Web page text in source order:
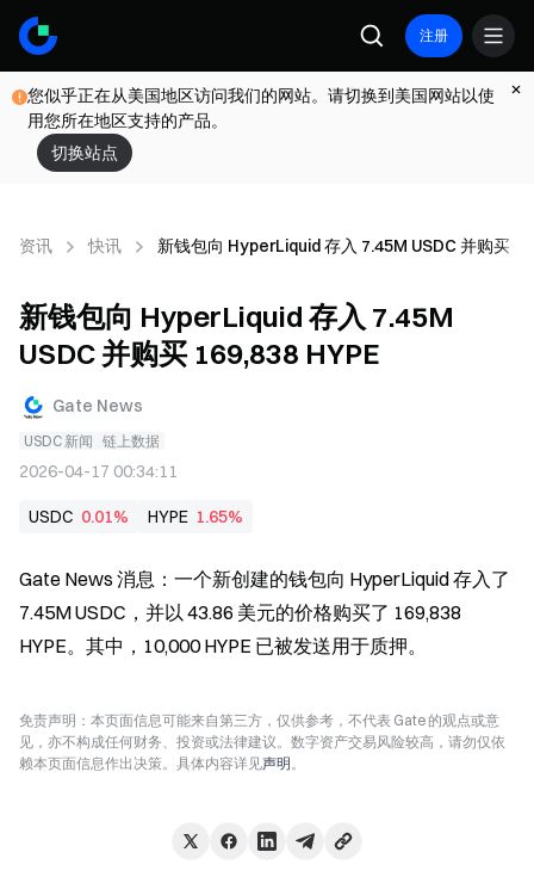
注册
您似乎正在从美国地区访问我们的网站。请切换到美国网站以使
用您所在地区支持的产品。
切换站点
资讯 快讯 新钱包向 HyperLiquid 存入 7.45M USDC 并购买
新钱包向 HyperLiquid 存入 7.45M
USDC 并购买 169,838 HYPE
Gate News
USDC 新闻 链上数据
2026-04-17 00:34:11
USDC 0.01% HYPE 1.65%
Gate News 消息：一个新创建的钱包向 HyperLiquid 存入了
7.45M USDC，并以 43.86 美元的价格购买了 169,838
HYPE。其中，10,000 HYPE 已被发送用于质押。
免责声明：本页面信息可能来自第三方，仅供参考，不代表 Gate 的观点或意
见，亦不构成任何财务、投资或法律建议。数字资产交易风险较高，请勿仅依
赖本页面信息作出决策。具体内容详见声明。